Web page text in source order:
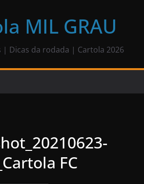
MIL GRAU
| Dicas da rodada | Cartola 2026
FC